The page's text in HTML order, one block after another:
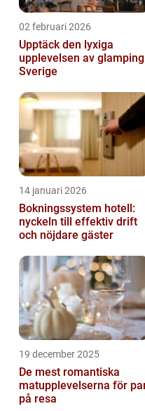
02 februari 2026
Upptäck den lyxiga
upplevelsen av
Sverige
14 januari 2026
Bokningssystem hotell:
nyckeln till effektiv drift
och nöjdare gäster
19 december 2025
De mest romantiska
matupplevelserna för
på resa